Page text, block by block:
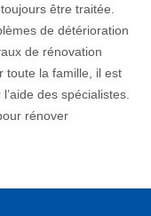
être traitée.
de détérioration
de rénovation
toute la famille, il est
des spécialistes.
rénover